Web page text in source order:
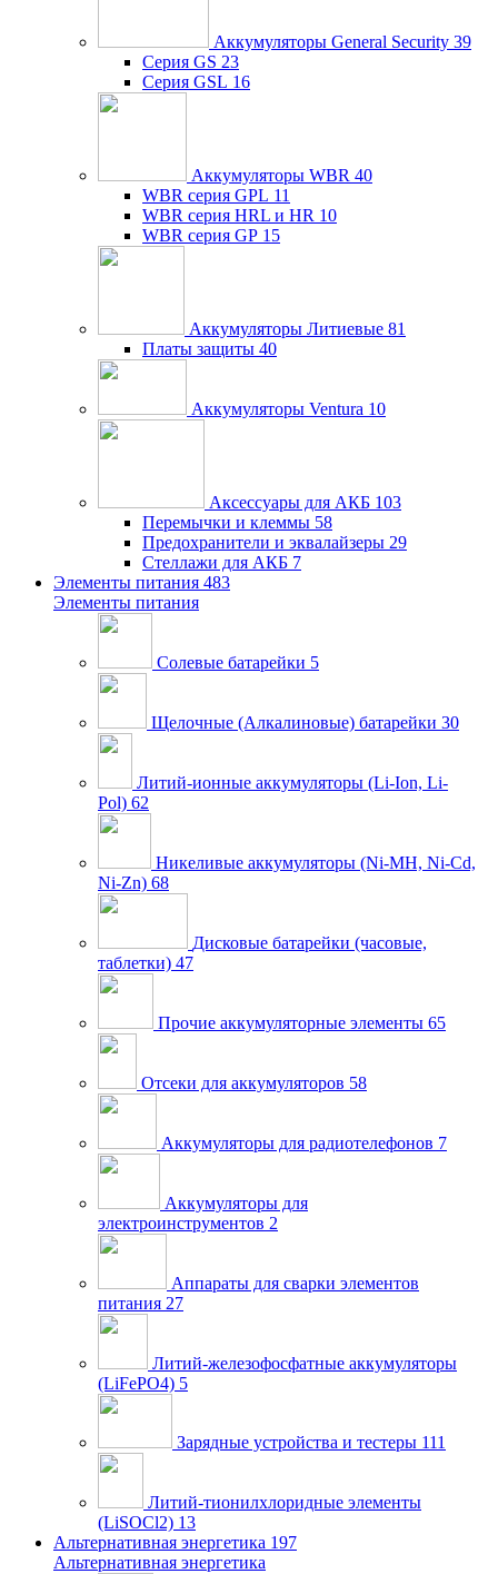
Аккумуляторы General Security 39
Серия GS 23
Серия GSL 16
Аккумуляторы WBR 40
WBR серия GPL 11
WBR серия HRL и HR 10
WBR серия GP 15
Аккумуляторы Литиевые 81
Платы защиты 40
Аккумуляторы Ventura 10
Аксессуары для АКБ 103
Перемычки и клеммы 58
Предохранители и эквалайзеры 29
Стеллажи для АКБ 7
Элементы питания 483
Элементы питания
Солевые батарейки 5
Щелочные (Алкалиновые) батарейки 30
Литий-ионные аккумуляторы (Li-Ion, Li-
Pol) 62
Никеливые аккумуляторы (Ni-MH, Ni-Cd,
Ni-Zn) 68
Дисковые батарейки (часовые,
таблетки) 47
Прочие аккумуляторные элементы 65
Отсеки для аккумуляторов 58
Аккумуляторы для радиотелефонов 7
Аккумуляторы для
электроинструментов 2
Аппараты для сварки элементов
питания 27
Литий-железофосфатные аккумуляторы
(LiFePO4) 5
Зарядные устройства и тестеры 111
Литий-тионилхлоридные элементы
(LiSOCl2) 13
Альтернативная энергетика 197
Альтернативная энергетика